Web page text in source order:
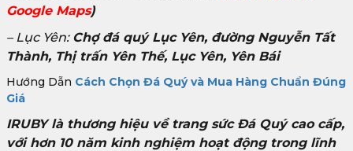
Google Maps)
– Lục Yên: Chợ đá quý Lục Yên, đường Nguyễn Tất
Thành, Thị trấn Yên Thế, Lục Yên, Yên Bái
Hướng Dẫn Cách Chọn Đá Quý và Mua Hàng Chuẩn Đúng
Giá
IRUBY là thương hiệu về trang sức Đá Quý cao cấp,
với hơn 10 năm kinh nghiệm hoạt động trong lĩnh